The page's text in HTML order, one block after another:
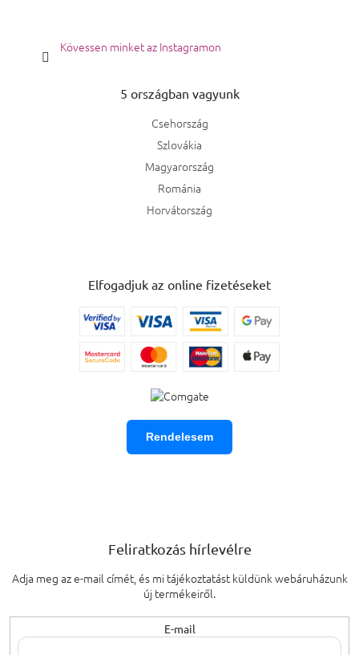
Kövessen minket az Instagramon
5 országban vagyunk
Csehország
Szlovákia
Magyarország
Románia
Horvátország
Elfogadjuk az online fizetéseket
Rendelesem
Feliratkozás hírlevélre
Adja meg az e-mail címét, és mi tájékoztatást küldünk webáruházunk
új termékeiről.
E-mail